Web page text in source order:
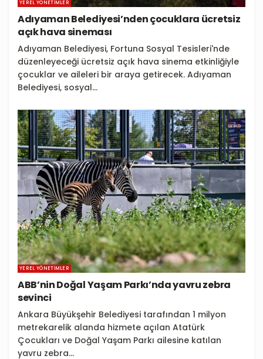
YEREL YÖNETIMLER
Adıyaman Belediyesi’nden çocuklara ücretsiz
açık hava sineması
Adıyaman Belediyesi, Fortuna Sosyal Tesisleri'nde
düzenleyeceği ücretsiz açık hava sinema etkinliğiyle
çocuklar ve aileleri bir araya getirecek. Adıyaman
Belediyesi, sosyal...
YEREL YÖNETIMLER
ABB’nin Doğal Yaşam Parkı’nda yavru zebra
sevinci
Ankara Büyükşehir Belediyesi tarafından 1 milyon
metrekarelik alanda hizmete açılan Atatürk
Çocukları ve Doğal Yaşam Parkı ailesine katılan
yavru zebra...